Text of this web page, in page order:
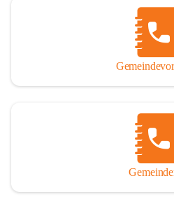
So darf ich Sie zu einer
manchmal auch nachdenklich
Jahrhunderte, ja Jahrtausende alte
einladen.